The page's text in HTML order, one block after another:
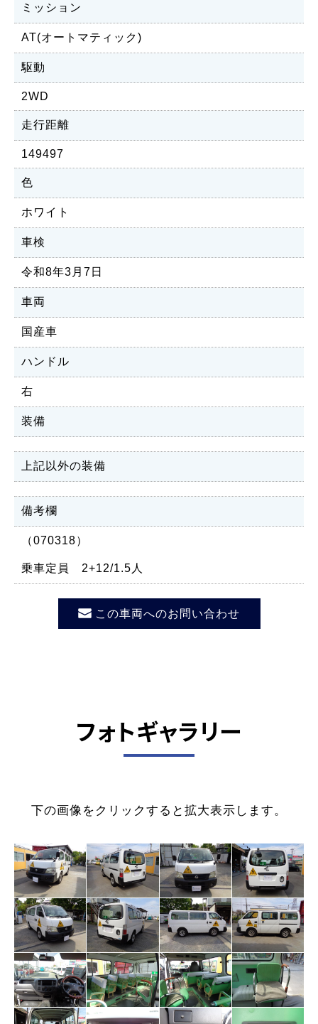
ミッション
AT(オートマティック)
駆動
2WD
走行距離
149497
色
ホワイト
車検
令和8年3月7日
車両
国産車
ハンドル
右
装備
上記以外の装備
備考欄
（070318）
乗車定員 2+12/1.5人
この車両へのお問い合わせ
フォトギャラリー
下の画像をクリックすると拡大表示します。